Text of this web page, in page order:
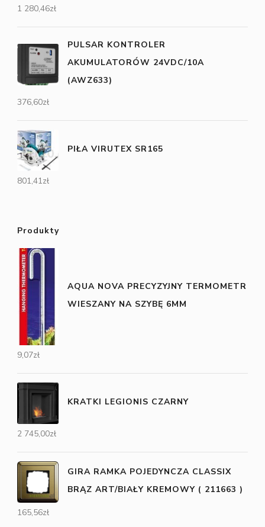
1 280,46zł
PULSAR KONTROLER
AKUMULATORÓW 24VDC/10A
(AWZ633)
376,60zł
PIŁA VIRUTEX SR165
801,41zł
Produkty
AQUA NOVA PRECYZYJNY TERMOMETR
WIESZANY NA SZYBĘ 6MM
9,07zł
KRATKI LEGIONIS CZARNY
2 745,00zł
GIRA RAMKA POJEDYNCZA CLASSIX
BRĄZ ART/BIAŁY KREMOWY ( 211663 )
165,56zł